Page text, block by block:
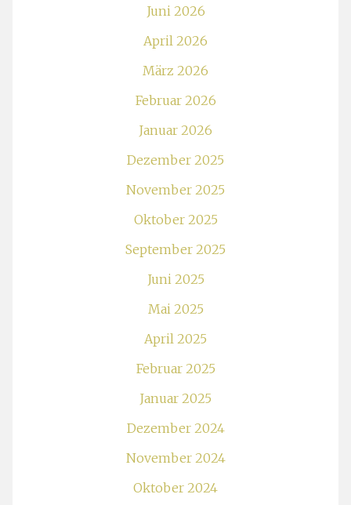
Juni 2026
April 2026
März 2026
Februar 2026
Januar 2026
Dezember 2025
November 2025
Oktober 2025
September 2025
Juni 2025
Mai 2025
April 2025
Februar 2025
Januar 2025
Dezember 2024
November 2024
Oktober 2024